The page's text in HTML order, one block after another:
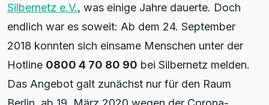
Silbernetz e.V., was einige Jahre dauerte. Doch
endlich war es soweit: Ab dem 24. September
2018 konnten sich einsame Menschen unter der
Hotline 0800 4 70 80 90 bei Silbernetz melden.
Das Angebot galt zunächst nur für den Raum